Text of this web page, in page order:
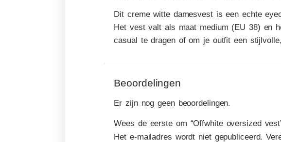
Dit creme witte damesvest is een echte
Het vest valt als maat medium (EU 38) en
casual te dragen of om je outfit een
Beoordelingen
Er zijn nog geen beoordelingen.
Wees de eerste om “Offwhite oversized
Het e-mailadres wordt niet gepubliceerd.